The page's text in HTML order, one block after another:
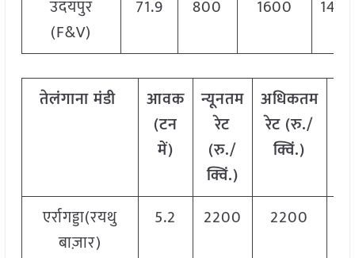
उदयपुर
(F&V)
71.9 800 1600
तेलंगानामंडी
आवक
(टन
में)
न्यूनतम
रेट
(रु./
क्विं.)
अधिकतम
रेट (रु./
क्विं.)
एर्रागड्डा(रयथु
बाज़ार)
5.2 2200 2200